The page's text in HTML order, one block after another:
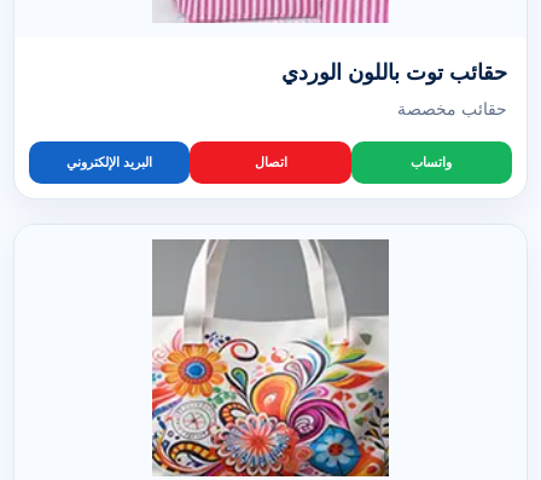
حقائب توت باللون الوردي
حقائب مخصصة
واتساب اتصال البريد الإلكتروني